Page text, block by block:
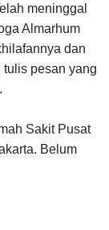
meninggal
Almarhum
dan
pesan yang
Sakit Pusat
Belum